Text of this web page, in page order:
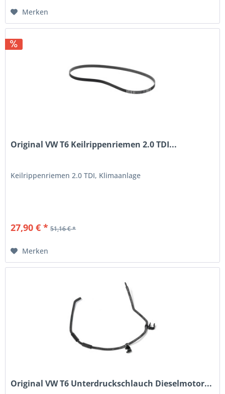
Merken
Original VW T6 Keilrippenriemen 2.0 TDI...
Keilrippenriemen 2.0 TDI, Klimaanlage
27,90 € * 51,16 € *
Merken
Original VW T6 Unterdruckschlauch Dieselmotor...